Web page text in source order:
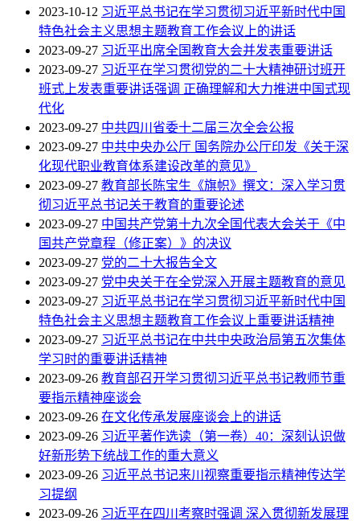
2023-10-12 习近平总书记在学习贯彻习近平新时代中国
特色社会主义思想主题教育工作会议上的讲话
2023-09-27 习近平出席全国教育大会并发表重要讲话
2023-09-27 习近平在学习贯彻党的二十大精神研讨班开
班式上发表重要讲话强调 正确理解和大力推进中国式现
代化
2023-09-27 中共四川省委十二届三次全会公报
2023-09-27 中共中央办公厅 国务院办公厅印发《关于深
化现代职业教育体系建设改革的意见》
2023-09-27 教育部长陈宝生《旗帜》撰文：深入学习贯
彻习近平总书记关于教育的重要论述
2023-09-27 中国共产党第十九次全国代表大会关于《中
国共产党章程（修正案）》的决议
2023-09-27 党的二十大报告全文
2023-09-27 党中央关于在全党深入开展主题教育的意见
2023-09-27 习近平总书记在学习贯彻习近平新时代中国
特色社会主义思想主题教育工作会议上重要讲话精神
2023-09-27 习近平总书记在中共中央政治局第五次集体
学习时的重要讲话精神
2023-09-26 教育部召开学习贯彻习近平总书记教师节重
要指示精神座谈会
2023-09-26 在文化传承发展座谈会上的讲话
2023-09-26 习近平著作选读（第一卷）40：深刻认识做
好新形势下统战工作的重大意义
2023-09-26 习近平总书记来川视察重要指示精神传达学
习提纲
2023-09-26 习近平在四川考察时强调 深入贯彻新发展理